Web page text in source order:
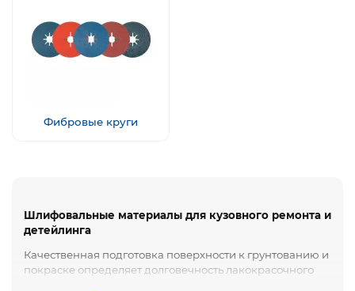
Фибровые круги
Шлифовальные материалы для кузовного ремонта и
детейлинга
Качественная подготовка поверхности к грунтованию и
покраске определяет долговечность лакокрасочного